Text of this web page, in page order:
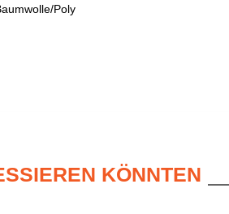
Poly
KÖNNTEN